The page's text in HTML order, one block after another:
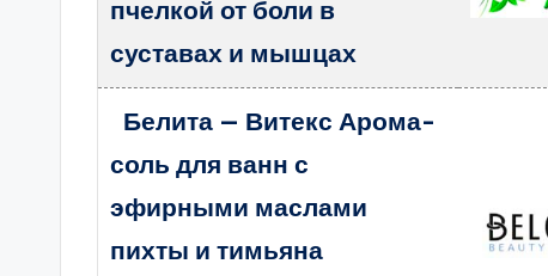
пчелкой от боли в
суставах и мышцах
Белита — Витекс Арома-
соль для ванн с
эфирными маслами
пихты и тимьяна